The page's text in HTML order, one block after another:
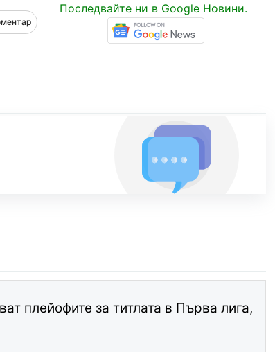
Последвайте ни в Google Новини.
плейофите за титлата в Първа лига,